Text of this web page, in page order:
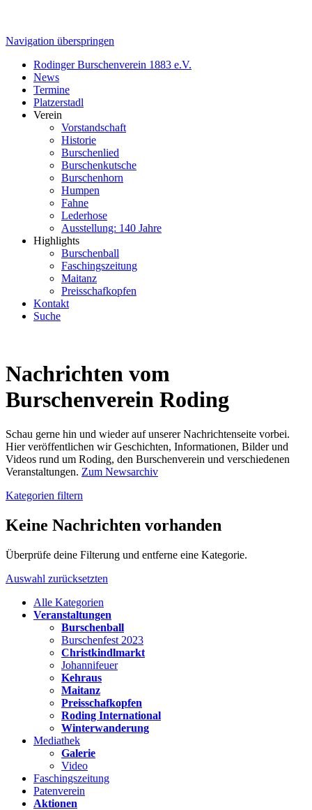
Navigation überspringen
Rodinger Burschenverein 1883 e.V.
News
Termine
Platzerstadl
Verein
Vorstandschaft
Historie
Burschenlied
Burschenkutsche
Burschenhorn
Humpen
Fahne
Lederhose
Ausstellung: 140 Jahre
Highlights
Burschenball
Faschingszeitung
Maitanz
Preisschafkopfen
Kontakt
Suche
Nachrichten vom
Burschenverein Roding
Schau gerne hin und wieder auf unserer Nachrichtenseite vorbei.
Hier veröffentlichen wir Geschichten, Informationen, Bilder und
Videos rund um Roding, den Burschenverein und verschiedenen
Veranstaltungen. Zum Newsarchiv
Kategorien filtern
Keine Nachrichten vorhanden
Überprüfe deine Filterung und entferne eine Kategorie.
Auswahl zurücksetzten
Alle Kategorien
Veranstaltungen
Burschenball
Burschenfest 2023
Christkindlmarkt
Johannifeuer
Kehraus
Maitanz
Preisschafkopfen
Roding International
Winterwanderung
Mediathek
Galerie
Video
Faschingszeitung
Patenverein
Aktionen